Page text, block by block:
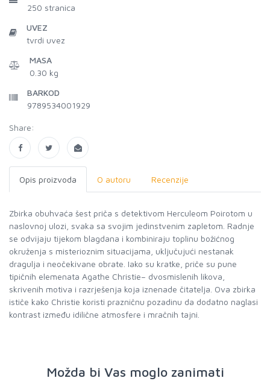
250 stranica
UVEZ
tvrdi uvez
MASA
0.30 kg
BARKOD
9789534001929
Share:
Opis proizvoda O autoru Recenzije
Zbirka obuhvaća šest priča s detektivom Herculeom Poirotom u
naslovnoj ulozi, svaka sa svojim jedinstvenim zapletom. Radnje
se odvijaju tijekom blagdana i kombiniraju toplinu božićnog
okruženja s misterioznim situacijama, uključujući nestanak
dragulja i neočekivane obrate. Iako su kratke, priče su pune
tipičnih elemenata Agathe Christie– dvosmislenih likova,
skrivenih motiva i razrješenja koja iznenade čitatelja. Ova zbirka
ističe kako Christie koristi prazničnu pozadinu da dodatno naglasi
kontrast između idilične atmosfere i mračnih tajni.
Možda bi Vas moglo zanimati